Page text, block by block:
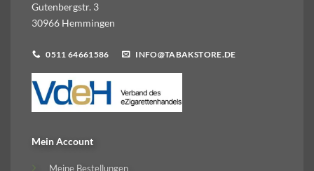
Gutenbergstr. 3
30966 Hemmingen
0511 64661586 INFO@TABAKSTORE.DE
Mein Account
Meine Bestellungen